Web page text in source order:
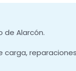
de Alarcón.